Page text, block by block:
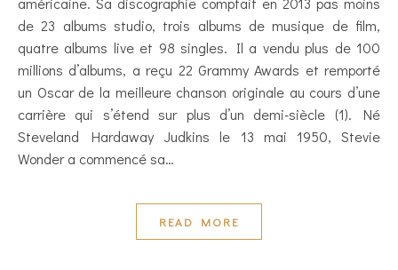
de 23 albums studio, trois albums de musique de film,
quatre albums live et 98 singles. Il a vendu plus de 100
millions d’albums, a reçu 22 Grammy Awards et remporté
un Oscar de la meilleure chanson originale au cours d’une
carrière qui s’étend sur plus d’un demi-siècle (1). Né
Steveland Hardaway Judkins le 13 mai 1950, Stevie
Wonder a commencé sa…
READ MORE